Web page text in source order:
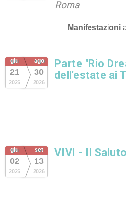
Roma
Manifestazioni
giu
21
2026
ago
30
2026
Parte "Rio
dell'estate ai
giu
02
2026
set
13
2026
VIVI - Il